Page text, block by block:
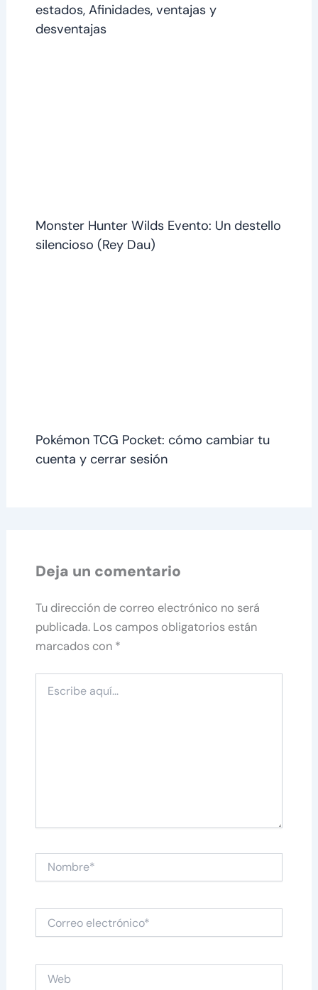
estados, Afinidades, ventajas y
desventajas
Monster Hunter Wilds Evento: Un destello
silencioso (Rey Dau)
Pokémon TCG Pocket: cómo cambiar tu
cuenta y cerrar sesión
Deja un comentario
Tu dirección de correo electrónico no será
publicada. Los campos obligatorios están
marcados con *
aquí...
electrónico*